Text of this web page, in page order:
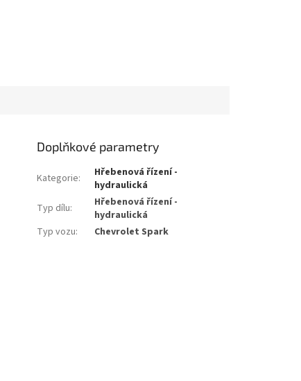
Doplňkové parametry
Kategorie:
Hřebenová řízení -
hydraulická
Typ dílu:
Hřebenová řízení -
hydraulická
Typ vozu: Chevrolet Spark